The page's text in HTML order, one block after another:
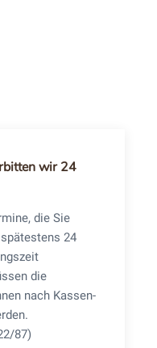
wir 24
die Sie
24
die
nach Kassen-
87)